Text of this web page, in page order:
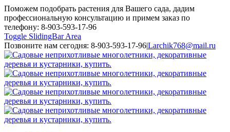
Поможем подобрать растения для Вашего сада, дадим
профессиональную консультацию и примем заказ по
телефону: 8-903-593-17-96
Toggle SlidingBar Area
Позвоните нам сегодня: 8-903-593-17-96|Larchik768@mail.ru